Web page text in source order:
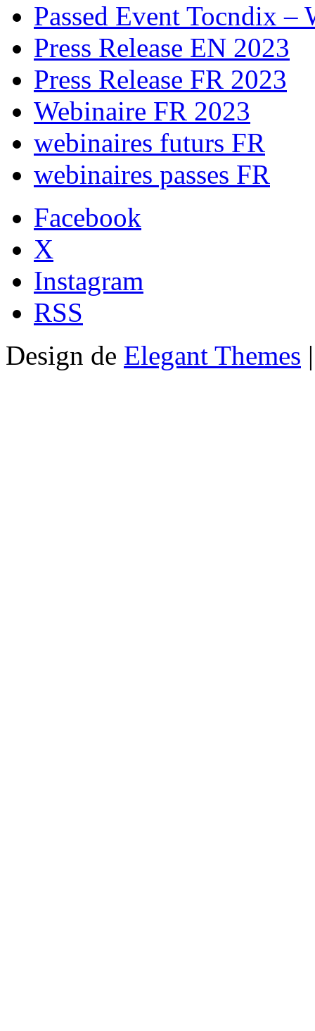
Passed Event Tocndix –
Press Release EN 2023
Press Release FR 2023
Webinaire FR 2023
webinaires futurs FR
webinaires passes FR
Facebook
X
Instagram
RSS
Design de Elegant Themes